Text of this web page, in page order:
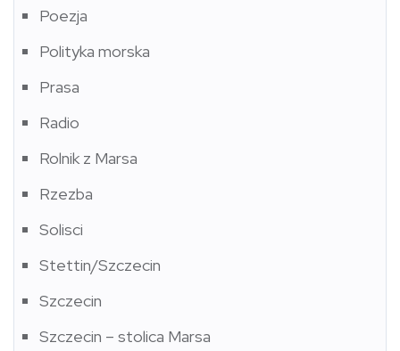
Poezja
Polityka morska
Prasa
Radio
Rolnik z Marsa
Rzezba
Solisci
Stettin/Szczecin
Szczecin
Szczecin – stolica Marsa